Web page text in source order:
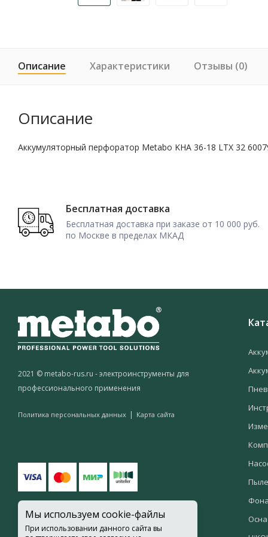
Мы используем cookie-файлы
При использовании данного сайта вы
Описание Характеристики Отзывы (0)
Описание
Аккумуляторный перфоратор Metabo KHA 36-18 LTX 32
Бесплатная доставка
Бесплатная доставка при заказе от 10 000 руб.
по Москве в пределах МКАД
2021 © metabo-rus.ru - электроинструменты для
профессионального применения
Политика персональных данных | Карта сайта